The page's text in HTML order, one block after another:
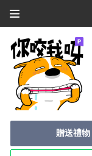
贈送禮物